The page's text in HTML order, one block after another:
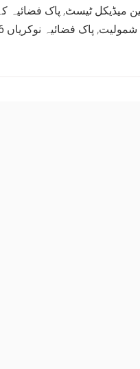
میڈیکل ٹیسٹ, پاک فضائیہ
شمولیت, پاک فضائیہ نوکریاں 2026